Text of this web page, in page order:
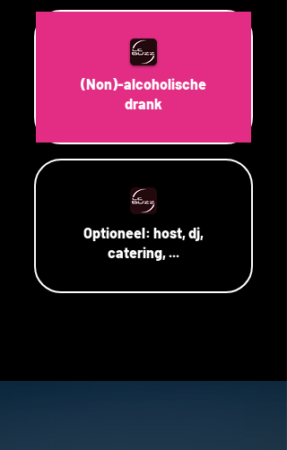
(Non)-alcoholische
drank
Optioneel: host, dj,
catering, ...